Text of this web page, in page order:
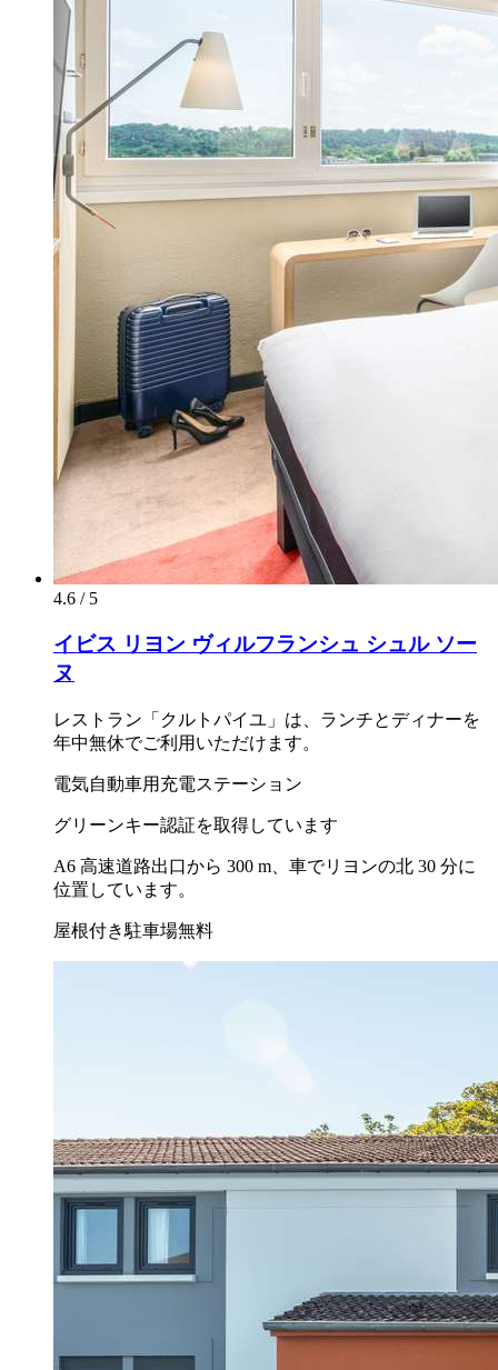
4.6 / 5
イビス リヨン ヴィルフランシュ シュル ソー
ヌ
レストラン「クルトパイユ」は、ランチとディナーを
年中無休でご利用いただけます。
電気自動車用充電ステーション
グリーンキー認証を取得しています
A6 高速道路出口から 300 m、車でリヨンの北 30 分に
位置しています。
屋根付き駐車場無料